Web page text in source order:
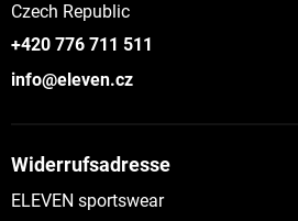
Czech Republic
+420 776 711 511
info@eleven.cz
Widerrufsadresse
ELEVEN sportswear